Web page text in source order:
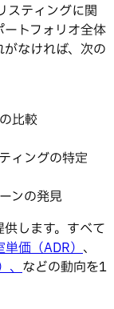
スティングに関
トフォリオ全体
なければ、次の
比較
ィングの特定
ンの発見
します。すべて
単価（ADR）、
、などの動向を1